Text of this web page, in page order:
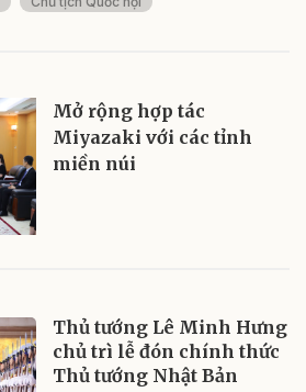
Mở rộng hợp tác
Miyazaki với các tỉnh
miền núi
Thủ tướng Lê Minh Hưng
chủ trì lễ đón chính thức
Thủ tướng Nhật Bản